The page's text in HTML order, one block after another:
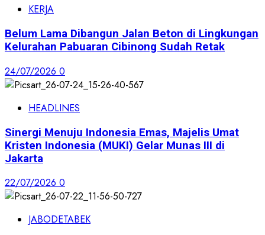
KERJA
Belum Lama Dibangun Jalan Beton di Lingkungan
Kelurahan Pabuaran Cibinong Sudah Retak
24/07/2026 0
HEADLINES
Sinergi Menuju Indonesia Emas, Majelis Umat
Kristen Indonesia (MUKI) Gelar Munas III di
Jakarta
22/07/2026 0
JABODETABEK